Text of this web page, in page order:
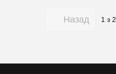
Назад 1 з 2